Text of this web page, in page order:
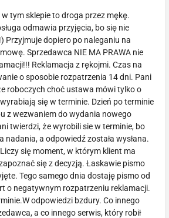
w tym sklepie to droga przez mękę.
odmawia przyjęcia, bo się nie
Przyjmuje dopiero po naleganiu na
Sprzedawca NIE MA PRAWA nie
Reklamacja z rękojmi. Czas na
o sposobie rozpatrzenia 14 dni. Pani
roboczych choć ustawa mówi tylko o
się w terminie. Dzień po terminie
z wezwaniem do wydania nowego
twierdzi, że wyrobili sie w terminie, bo
nadania, a odpowiedź została wysłana.
się moment, w którym klient ma
się z decyzją. Łaskawie pismo
Tego samego dnia dostaję pismo od
o negatywnym rozpatrzeniu reklamacji.
odpowiedzi bzdury. Co innego
a co innego serwis, który robił